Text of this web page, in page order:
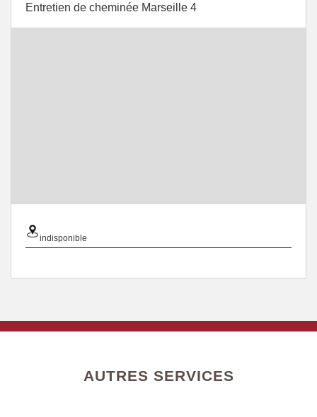
Entretien de cheminée Marseille 4
indisponible
AUTRES SERVICES